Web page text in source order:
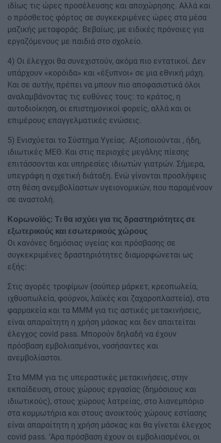
ιδίως τις ώρες προσέλευσης και αποχώρησης. Αλλά και
ο πρόσθετος φόρτος σε συγκεκριμένες ώρες στα μέσα
μαζικής μεταφοράς. Βεβαίως, με ειδικές πρόνοιες για
εργαζόμενους με παιδιά στο σχολείο.
4) Οι έλεγχοι θα συνεχιστούν, ακόμα πιο εντατικοί. Δεν
υπάρχουν «κορόιδα» και «έξυπνοι» σε μια εθνική μάχη.
Και σε αυτήν, πρέπει να μπουν πιο αποφασιστικά όλοι
αναλαμβάνοντας τις ευθύνες τους: το κράτος, η
αυτοδιοίκηση, οι επιστημονικοί φορείς, αλλά και οι
επιμέρους επαγγελματικές ενώσεις.
5) Ενισχύεται το Σύστημα Υγείας. Αξιοποιούνται , ήδη,
ιδιωτικές ΜΕΘ. Και στις περιοχές μεγάλης πίεσης
επιτάσσονται και υπηρεσίες ιδιωτών γιατρών. Σήμερα,
υπεγράφη η σχετική διάταξη. Ενώ γίνονται προσλήψεις
στη θέση ανεμβολίαστων υγειονομικών, που παραμένουν
σε αναστολή.
Κορωνοϊός: Τι θα ισχύει για τις δραστηριότητες σε
εξωτερικούς και εσωτερικούς χώρους
Οι κανόνες δημόσιας υγείας και πρόσβασης σε
συγκεκριμένες δραστηριότητες διαμορφώνεται ως
εξής:
Στις αγορές τροφίμων (σούπερ μάρκετ, κρεοπωλεία,
ιχθυοπωλεία, φούρνοι, λαϊκές και ζαχαροπλαστεία), στα
φαρμακεία και τα ΜΜΜ για τις αστικές μετακινήσεις,
είναι απαραίτητη η χρήση μάσκας και δεν απαιτείται
έλεγχος covid pass. Μπορούν δηλαδή να έχουν
πρόσβαση εμβολιασμένοι, νοσήσαντες και
ανεμβολίαστοι.
Στα ΜΜΜ για τις υπεραστικές μετακινήσεις, στην
εκπαίδευση, στους χώρους εργασίας (δημόσιους και
ιδιωτικούς), στους χώρους λατρείας, στο λιανεμπόριο
στα κομμωτήρια και στους ανοικτούς χώρους εστίασης
είναι απαραίτητη η χρήση μάσκας και θα γίνεται έλεγχος
covid pass. ‘Αρα πρόσβαση έχουν οι εμβολιασμένοι, οι